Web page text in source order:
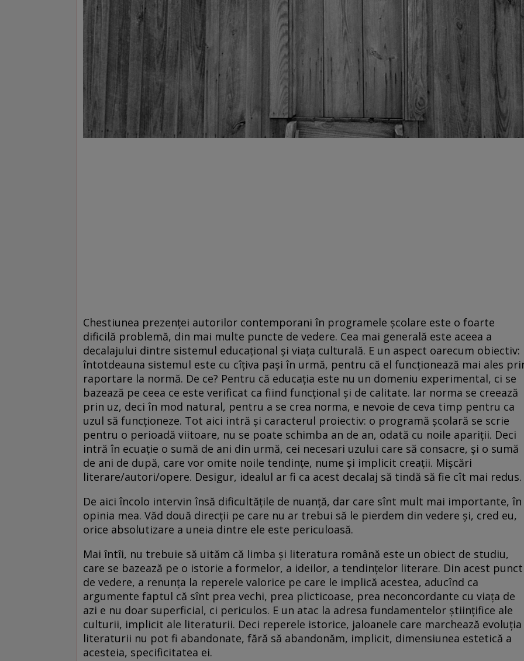
Chestiunea prezenței autorilor contemporani în programele școlare este o foarte
dificilă problemă, din mai multe puncte de vedere. Cea mai generală este aceea a
decalajului dintre sistemul educațional și viața culturală. E un aspect oarecum obiectiv:
întotdeauna sistemul este cu cîțiva pași în urmă, pentru că el funcționează mai ales
raportare la normă. De ce? Pentru că educația este nu un domeniu experimental, ci se
bazează pe ceea ce este verificat ca fiind funcțional și de calitate. Iar norma se creează
prin uz, deci în mod natural, pentru a se crea norma, e nevoie de ceva timp pentru ca
uzul să funcționeze. Tot aici intră și caracterul proiectiv: o programă școlară se scrie
pentru o perioadă viitoare, nu se poate schimba an de an, odată cu noile apariții. Deci
intră în ecuație o sumă de ani din urmă, cei necesari uzului care să consacre, și o sumă
de ani de după, care vor omite noile tendințe, nume și implicit creații. Mișcări
literare/autori/opere. Desigur, idealul ar fi ca acest decalaj să tindă să fie cît mai redus.
De aici încolo intervin însă dificultățile de nuanță, dar care sînt mult mai importante, în
opinia mea. Văd două direcții pe care nu ar trebui să le pierdem din vedere și, cred eu,
orice absolutizare a uneia dintre ele este periculoasă.
Mai întîi, nu trebuie să uităm că limba și literatura română este un obiect de studiu,
care se bazează pe o istorie a formelor, a ideilor, a tendințelor literare. Din acest punct
de vedere, a renunța la reperele valorice pe care le implică acestea, aducînd ca
argumente faptul că sînt prea vechi, prea plicticoase, prea neconcordante cu viața de
azi e nu doar superficial, ci periculos. E un atac la adresa fundamentelor științifice ale
culturii, implicit ale literaturii. Deci reperele istorice, jaloanele care marchează evoluția
literaturii nu pot fi abandonate, fără să abandonăm, implicit, dimensiunea estetică a
acesteia, specificitatea ei.